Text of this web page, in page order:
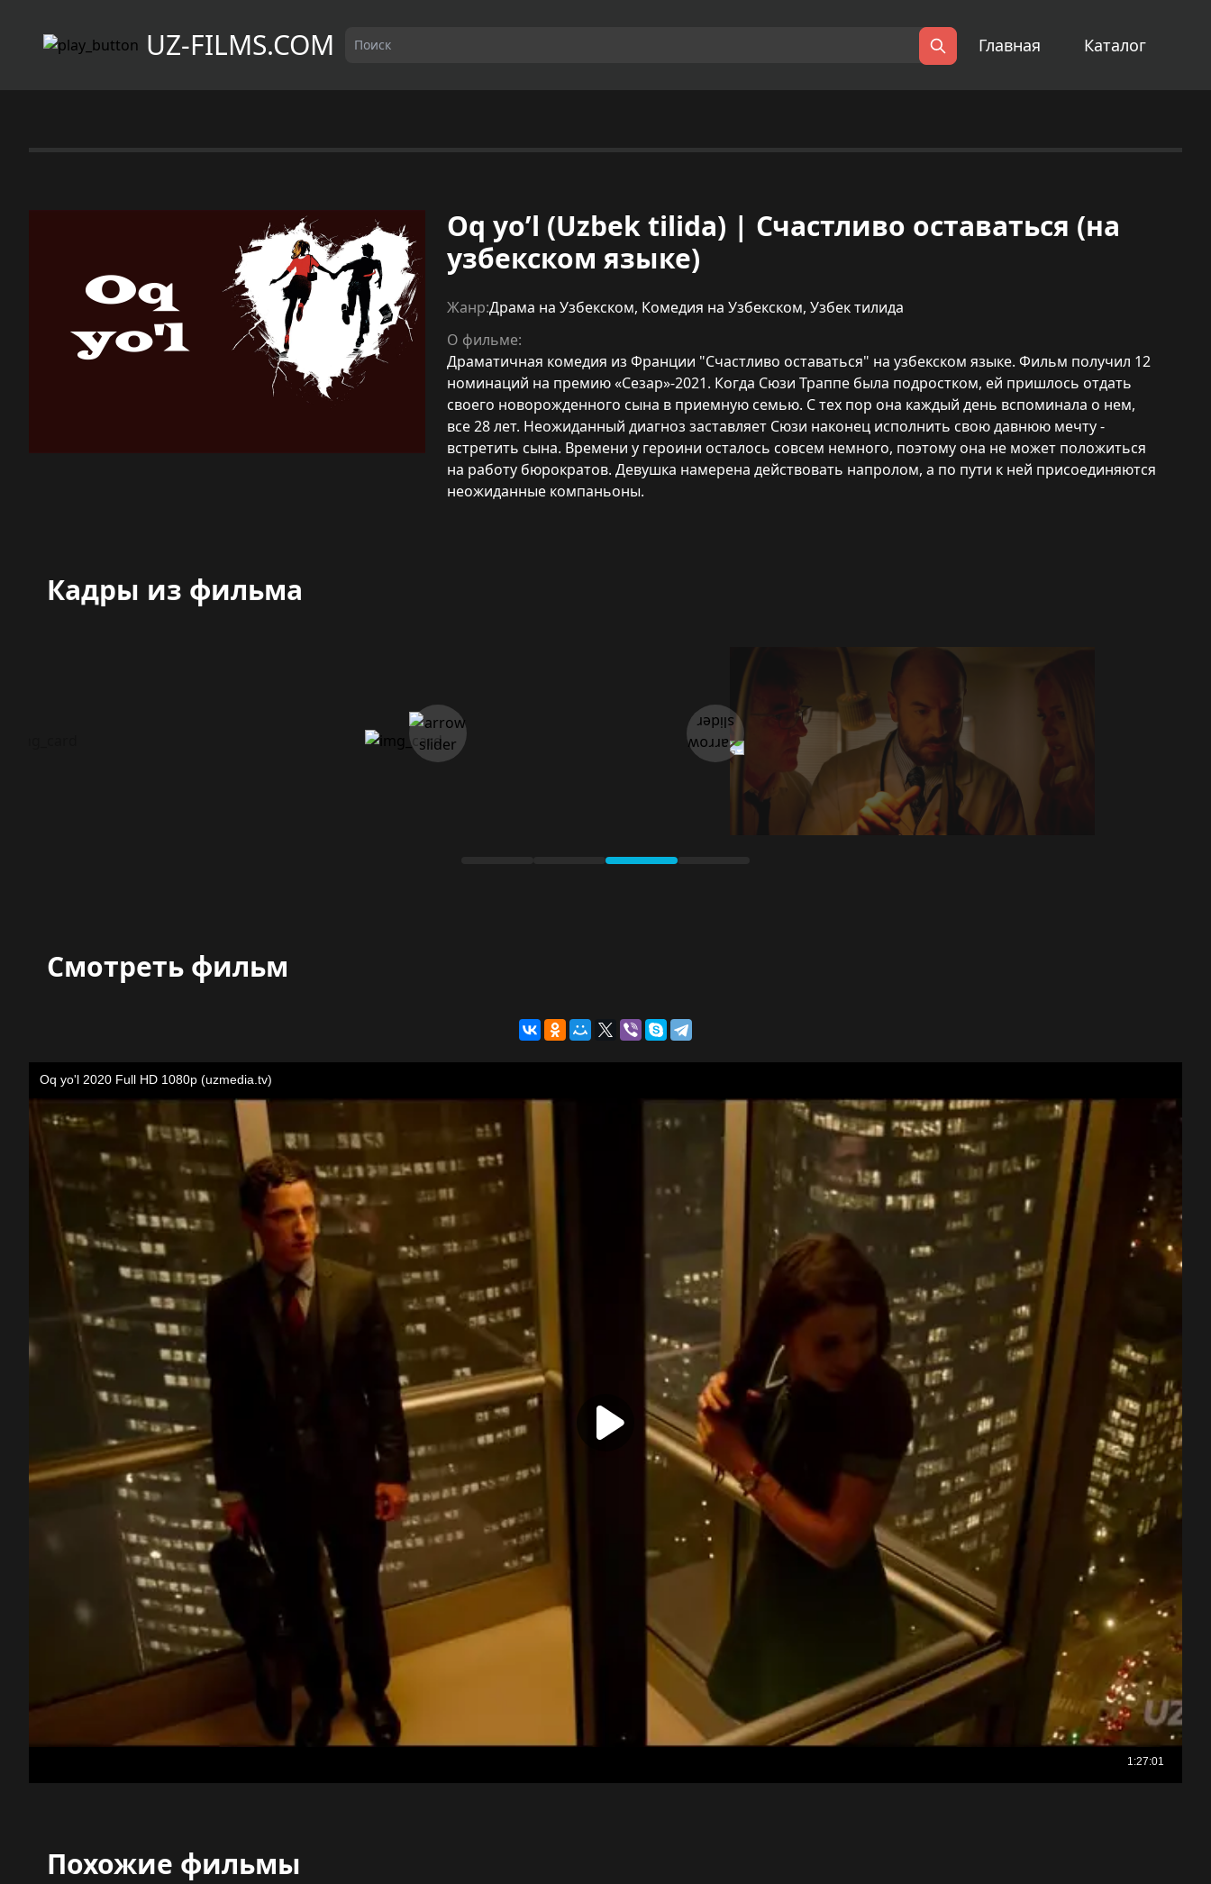
UZ-FILMS.COM Поиск
Главная Каталог
Oq yo’l (Uzbek tilida) | Счастливо оставаться (на
узбекском языке)
Жанр:Драма на Узбекском, Комедия на Узбекском, Узбек тилида
О фильме:
Драматичная комедия из Франции "Счастливо оставаться" на узбекском языке. Фильм получил 12
номинаций на премию «Сезар»-2021. Когда Сюзи Траппе была подростком, ей пришлось отдать
своего новорожденного сына в приемную семью. С тех пор она каждый день вспоминала о нем,
все 28 лет. Неожиданный диагноз заставляет Сюзи наконец исполнить свою давнюю мечту -
встретить сына. Времени у героини осталось совсем немного, поэтому она не может положиться
на работу бюрократов. Девушка намерена действовать напролом, а по пути к ней присоединяются
неожиданные компаньоны.
Кадры из фильма
Смотреть фильм
Похожие фильмы